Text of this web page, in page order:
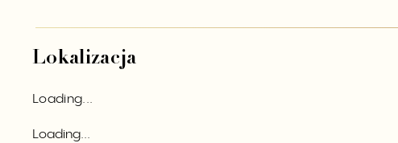
Lokalizacja
Loading...
Loading...